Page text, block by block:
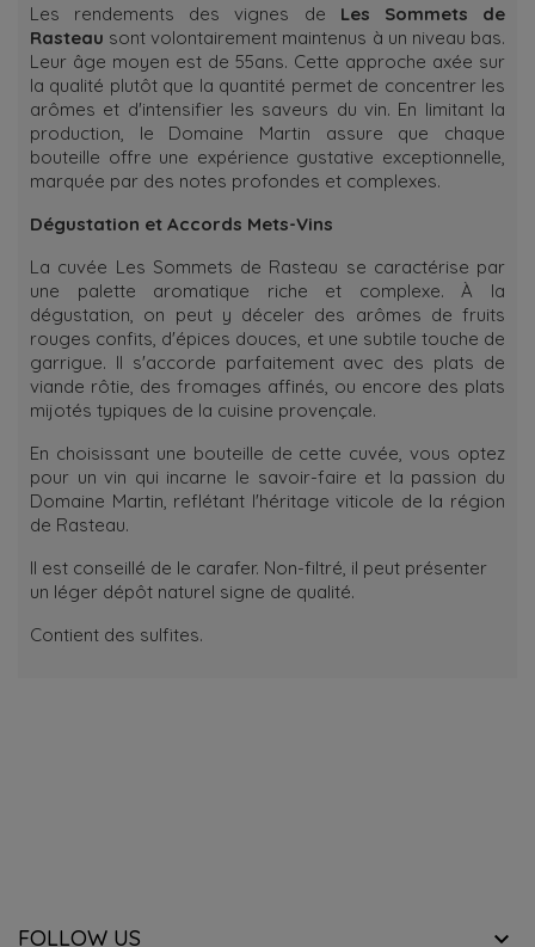
Les rendements des vignes de Les Sommets de
Rasteau sont volontairement maintenus à un niveau bas.
Leur âge moyen est de 55ans. Cette approche axée sur
la qualité plutôt que la quantité permet de concentrer les
arômes et d'intensifier les saveurs du vin. En limitant la
production, le Domaine Martin assure que chaque
bouteille offre une expérience gustative exceptionnelle,
marquée par des notes profondes et complexes.
Dégustation et Accords Mets-Vins
La cuvée Les Sommets de Rasteau se caractérise par
une palette aromatique riche et complexe. À la
dégustation, on peut y déceler des arômes de fruits
rouges confits, d'épices douces, et une subtile touche de
garrigue. Il s'accorde parfaitement avec des plats de
viande rôtie, des fromages affinés, ou encore des plats
mijotés typiques de la cuisine provençale.
En choisissant une bouteille de cette cuvée, vous optez
pour un vin qui incarne le savoir-faire et la passion du
Domaine Martin, reflétant l'héritage viticole de la région
de Rasteau.
Il est conseillé de le carafer. Non-filtré, il peut présenter
un léger dépôt naturel signe de qualité.
Contient des sulfites.
FOLLOW US 